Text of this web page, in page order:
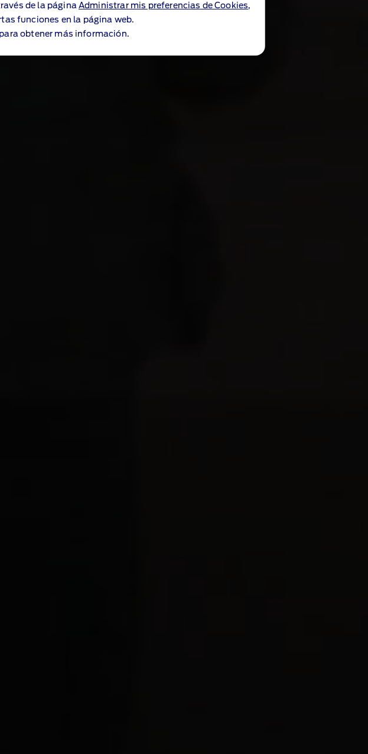
de la página Administrar mis preferencias de Cookies,
funciones en la página web.
para obtener más información.